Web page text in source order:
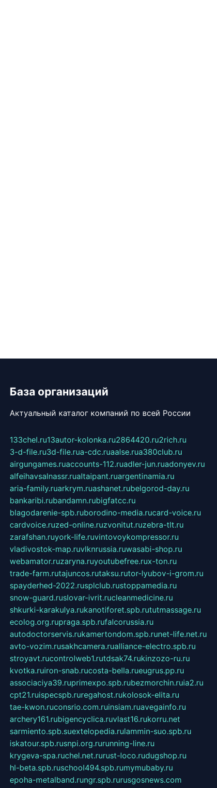
База организаций
Актуальный каталог компаний по всей России
133chel.ru13autor-kolonka.ru2864420.ru2rich.ru
3-d-file.ru3d-file.rua-cdc.ruaalse.rua380club.ru
airgungames.ruaccounts-112.ruadler-jun.ruadonyev.ru
alfeihavsalnassr.rualtaipant.ruargentinamia.ru
aria-family.ruarkrym.ruashanet.rubelgorod-day.ru
bankaribi.rubandamn.rubigfatcc.ru
blagodarenie-spb.ruborodino-media.rucard-voice.ru
cardvoice.ruzed-online.ruzvonitut.ruzebra-tlt.ru
zarafshan.ruyork-life.ruvintovoykompressor.ru
vladivostok-map.ruvlknrussia.ruwasabi-shop.ru
webamator.ruzaryna.ruyoutubefree.rux-ton.ru
trade-farm.rutajuncos.rutaksu.rutor-lyubov-i-grom.ru
spayderhed-2022.rusplclub.rustoppamedia.ru
snow-guard.ruslovar-ivrit.rucleanmedicine.ru
shkurki-karakulya.rukanotiforet.spb.rututmassage.ru
ecolog.org.rupraga.spb.rufalcorussia.ru
autodoctorservis.rukamertondom.spb.runet-life.net.ru
avto-vozim.rusakhcamera.rualliance-electro.spb.ru
stroyavt.rucontrolweb1.rutdsak74.rukinzozo-ru.ru
kvotka.ruiron-snab.rucosta-bella.rueugrus.pp.ru
associaciya39.ruprimexpo.spb.rubezmorchin.ruia2.ru
cpt21.ruispecspb.ruregahost.rukolosok-elita.ru
tae-kwon.ruconsrio.com.ruinsiam.ruavegainfo.ru
archery161.rubigencyclica.ruvlast16.rukorru.net
sarmiento.spb.suextelopedia.rulammin-suo.spb.ru
iskatour.spb.rusnpi.org.rurunning-line.ru
krygeva-spa.ruchel.net.rurust-loco.rudugshop.ru
hl-beta.spb.ruschool494.spb.rumymubaby.ru
epoha-metalband.rungr.spb.rurusgosnews.com